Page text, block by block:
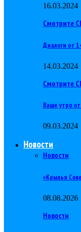
16.03.2024
Смотрите
Диалоги от
14.03.2024
Смотрите
Ваше утро
09.03.2024
Новости
Новости
«Крылья
08.08.2026
Новости